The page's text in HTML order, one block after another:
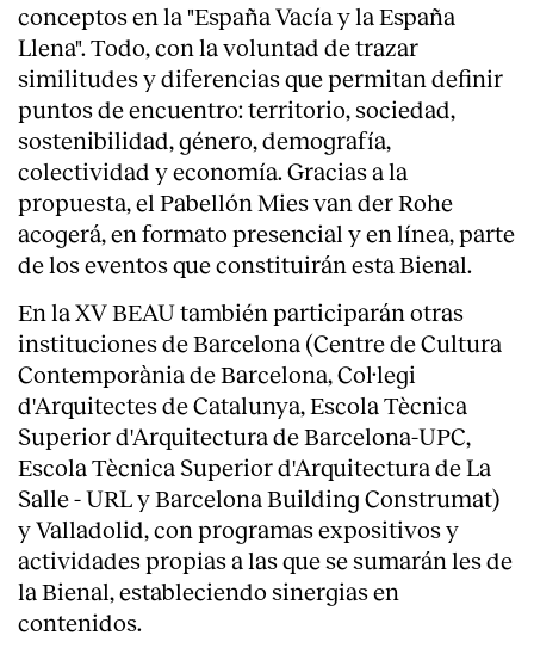
Clientes
conceptos en la "España Vacía y la España
Llena". Todo, con la voluntad de trazar
similitudes y diferencias que permitan definir
puntos de encuentro: territorio, sociedad,
sostenibilidad, género, demografía,
colectividad y economía. Gracias a la
propuesta, el Pabellón Mies van der Rohe
acogerá, en formato presencial y en línea, parte
de los eventos que constituirán esta Bienal.
En la XV BEAU también participarán otras
instituciones de Barcelona (Centre de Cultura
Contemporània de Barcelona, Col·legi
d'Arquitectes de Catalunya, Escola Tècnica
Superior d'Arquitectura de Barcelona-UPC,
Escola Tècnica Superior d'Arquitectura de La
Salle - URL y Barcelona Building Construmat)
y Valladolid, con programas expositivos y
actividades propias a las que se sumarán les de
la Bienal, estableciendo sinergias en
contenidos.